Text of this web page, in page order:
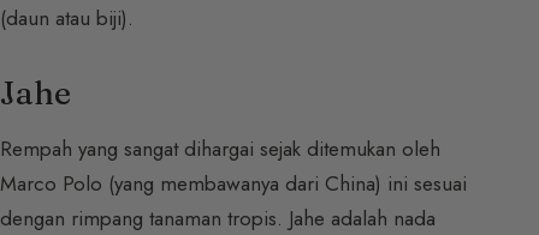
(daun atau biji).
Jahe
Rempah yang sangat dihargai sejak ditemukan oleh
Marco Polo (yang membawanya dari China) ini sesuai
dengan rimpang tanaman tropis. Jahe adalah nada